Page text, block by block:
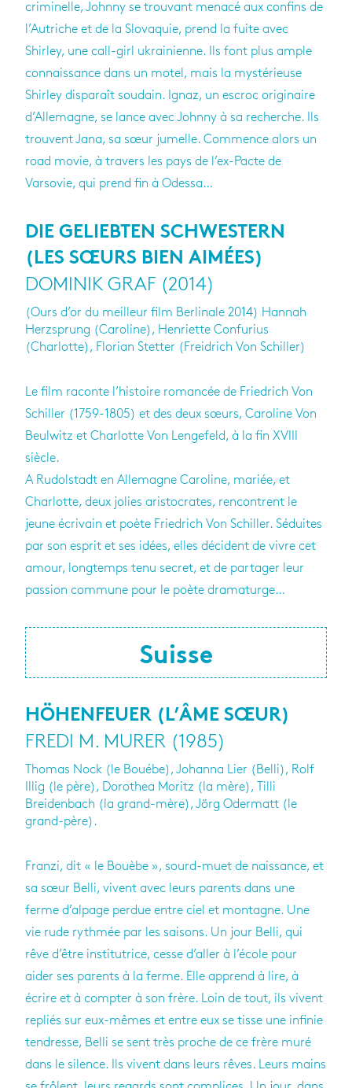
criminelle, Johnny se trouvant menacé aux confins de
l’Autriche et de la Slovaquie, prend la fuite avec
Shirley, une call-girl ukrainienne. Ils font plus ample
connaissance dans un motel, mais la mystérieuse
Shirley disparaît soudain. Ignaz, un escroc originaire
d’Allemagne, se lance avec Johnny à sa recherche. Ils
trouvent Jana, sa sœur jumelle. Commence alors un
road movie, à travers les pays de l’ex-Pacte de
Varsovie, qui prend fin à Odessa…
DIE GELIEBTEN SCHWESTERN
(LES SŒURS BIEN AIMÉES)
DOMINIK GRAF (2014)
(Ours d’or du meilleur film Berlinale 2014) Hannah
Herzsprung (Caroline), Henriette Confurius
(Charlotte), Florian Stetter (Freidrich Von Schiller)
Le film raconte l’histoire romancée de Friedrich Von
Schiller (1759-1805) et des deux sœurs, Caroline Von
Beulwitz et Charlotte Von Lengefeld, à la fin XVIII
siècle.
A Rudolstadt en Allemagne Caroline, mariée, et
Charlotte, deux jolies aristocrates, rencontrent le
jeune écrivain et poète Friedrich Von Schiller. Séduites
par son esprit et ses idées, elles décident de vivre cet
amour, longtemps tenu secret, et de partager leur
passion commune pour le poète dramaturge…
Suisse
HÖHENFEUER (L’ÂME SŒUR)
FREDI M. MURER (1985)
Thomas Nock (le Bouébe), Johanna Lier (Belli), Rolf
Illig (le père), Dorothea Moritz (la mère), Tilli
Breidenbach (la grand-mère), Jörg Odermatt (le
grand-père).
Franzi, dit « le Bouèbe », sourd-muet de naissance, et
sa sœur Belli, vivent avec leurs parents dans une
ferme d’alpage perdue entre ciel et montagne. Une
vie rude rythmée par les saisons. Un jour Belli, qui
rêve d’être institutrice, cesse d’aller à l’école pour
aider ses parents à la ferme. Elle apprend à lire, à
écrire et à compter à son frère. Loin de tout, ils vivent
repliés sur eux-mêmes et entre eux se tisse une infinie
tendresse, Belli se sent très proche de ce frère muré
dans le silence. Ils vivent dans leurs rêves. Leurs mains